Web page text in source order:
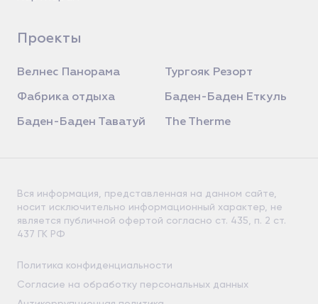
Проекты
Велнес Панорама Тургояк Резорт
Фабрика отдыха Баден-Баден Еткуль
Баден-Баден Таватуй The Therme
Вся информация, представленная на данном сайте,
носит исключительно информационный характер, не
является публичной офертой согласно ст. 435, п. 2 ст.
437 ГК РФ
Политика конфиденциальности
Согласие на обработку персональных данных